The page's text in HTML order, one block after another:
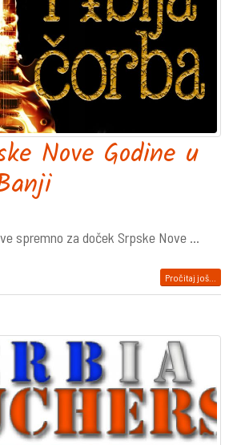
Nove Godine u
spremno za doček Srpske Nove ...
Pročitaj još...